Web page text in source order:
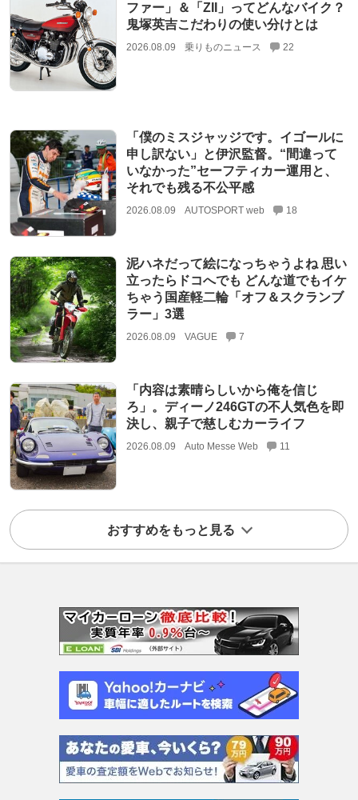
ファー」＆「ZII」ってどんなバイク？
鬼塚英吉こだわりの使い分けとは
2026.08.09 乗りものニュース 22
「僕のミスジャッジです。イゴールに
申し訳ない」と伊沢監督。“間違って
いなかった”セーフティカー運用と、
それでも残る不公平感
2026.08.09 AUTOSPORT web 18
泥ハネだって絵になっちゃうよね 思い
立ったらドコへでも どんな道でもイケ
ちゃう国産軽二輪「オフ＆スクランブ
ラー」3選
2026.08.09 VAGUE 7
「内容は素晴らしいから俺を信じ
ろ」。ディーノ246GTの不人気色を即
決し、親子で慈しむカーライフ
2026.08.09 Auto Messe Web 11
おすすめをもっと見る